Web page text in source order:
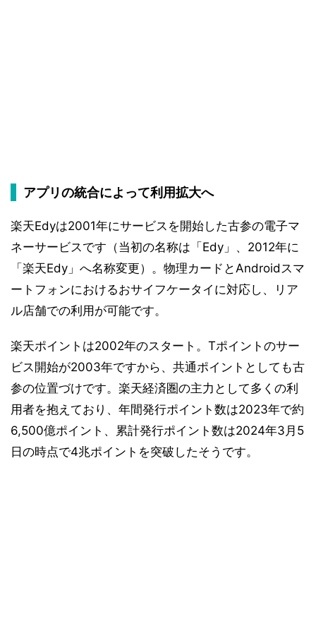
アプリの統合によって利用拡大へ
楽天Edyは2001年にサービスを開始した古参の電子マ
ネーサービスです（当初の名称は「Edy」、2012年に
「楽天Edy」へ名称変更）。物理カードとAndroidスマ
ートフォンにおけるおサイフケータイに対応し、リア
ル店舗での利用が可能です。
楽天ポイントは2002年のスタート。Tポイントのサー
ビス開始が2003年ですから、共通ポイントとしても古
参の位置づけです。楽天経済圏の主力として多くの利
用者を抱えており、年間発行ポイント数は2023年で約
6,500億ポイント、累計発行ポイント数は2024年3月5
日の時点で4兆ポイントを突破したそうです。